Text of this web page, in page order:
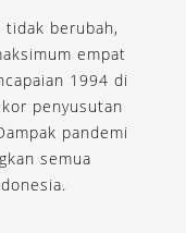
tidak berubah,
empat
1994 di
penyusutan
pandemi
semua